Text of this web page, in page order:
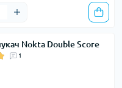
різну частоту:
Nokta Double Score
1